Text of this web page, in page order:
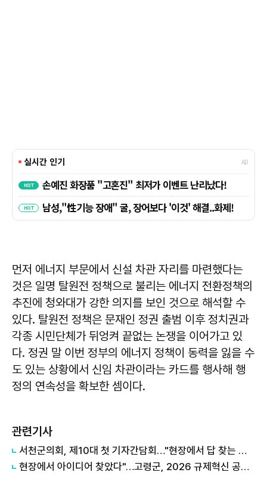
먼저 에너지 부문에서 신설 차관 자리를 마련했다는
것은 일명 탈원전 정책으로 불리는 에너지 전환정책의
추진에 청와대가 강한 의지를 보인 것으로 해석할 수
있다. 탈원전 정책은 문재인 정권 출범 이후 정치권과
각종 시민단체가 뒤엉켜 끝없는 논쟁을 이어가고 있
다. 정권 말 이번 정부의 에너지 정책이 동력을 잃을 수
도 있는 상황에서 신임 차관이라는 카드를 행사해 행
정의 연속성을 확보한 셈이다.
관련기사
서천군의회, 제10대 첫 기자간담회…"현장에서 답 찾는 의회로"
현장에서 아이디어 찾았다"…고령군, 2026 규제혁신 공모전 시상